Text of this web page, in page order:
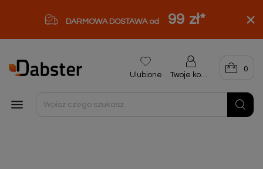
DARMOWA DOSTAWA od 99 zł*

Ulubione Twoje konto
0